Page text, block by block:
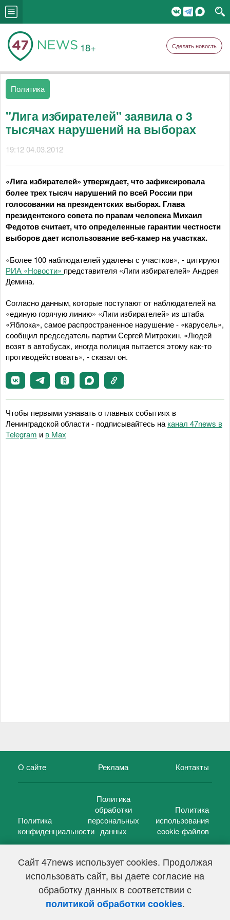
Сайт 47news использует cookies. Продолжая
использовать сайт, вы даете согласие на
обработку данных в соответствии с
политикой обработки cookies.
18+ Сделать новость
Политика
"Лига избирателей" заявила о 3
тысячах нарушений на выборах
19:12 04.03.2012
«Лига избирателей» утверждает, что зафиксировала
более трех тысяч нарушений по всей России при
голосовании на президентских выборах. Глава
президентского совета по правам человека Михаил
Федотов считает, что определенные гарантии честности
выборов дает использование веб-камер на участках.
«Более 100 наблюдателей удалены с участков», - цитируют
РИА «Новости» представителя «Лиги избирателей» Андрея
Демина.
Согласно данным, которые поступают от наблюдателей на
«единую горячую линию» «Лиги избирателей» из штаба
«Яблока», самое распространенное нарушение - «карусель»,
сообщил председатель партии Сергей Митрохин. «Людей
возят в автобусах, иногда полиция пытается этому как-то
противодействовать», - сказал он.
Чтобы первыми узнавать о главных событиях в
Ленинградской области - подписывайтесь на канал 47news в
Telegram и в Maх
О сайте Реклама Контакты
Политика
конфиденциальности
Политика
обработки
персональных
данных
Политика
использования
cookie-файлов
47 новостей (47 news)2005 — 2026 г.
Свидетельство о регистрации СМИ Эл № ФС 77-39848, выдано
Федеральной службой по надзору в сфере связи,
информационных технологий и массовых коммуникаций